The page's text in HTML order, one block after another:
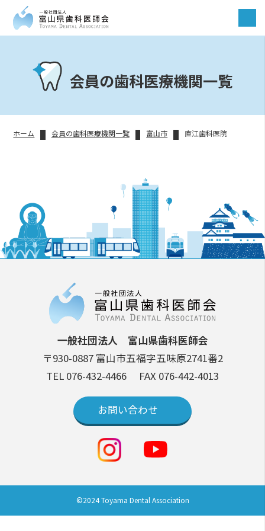
会員の歯科医療機関一覧
ホーム 会員の歯科医療機関一覧 富山市 直江歯科医院
一般社団法人 富山県歯科医師会
〒930-0887 富山市五福字五味原2741番2
TEL 076-432-4466
FAX 076-442-4013
お問い合わせ
©2024 Toyama Dental Association